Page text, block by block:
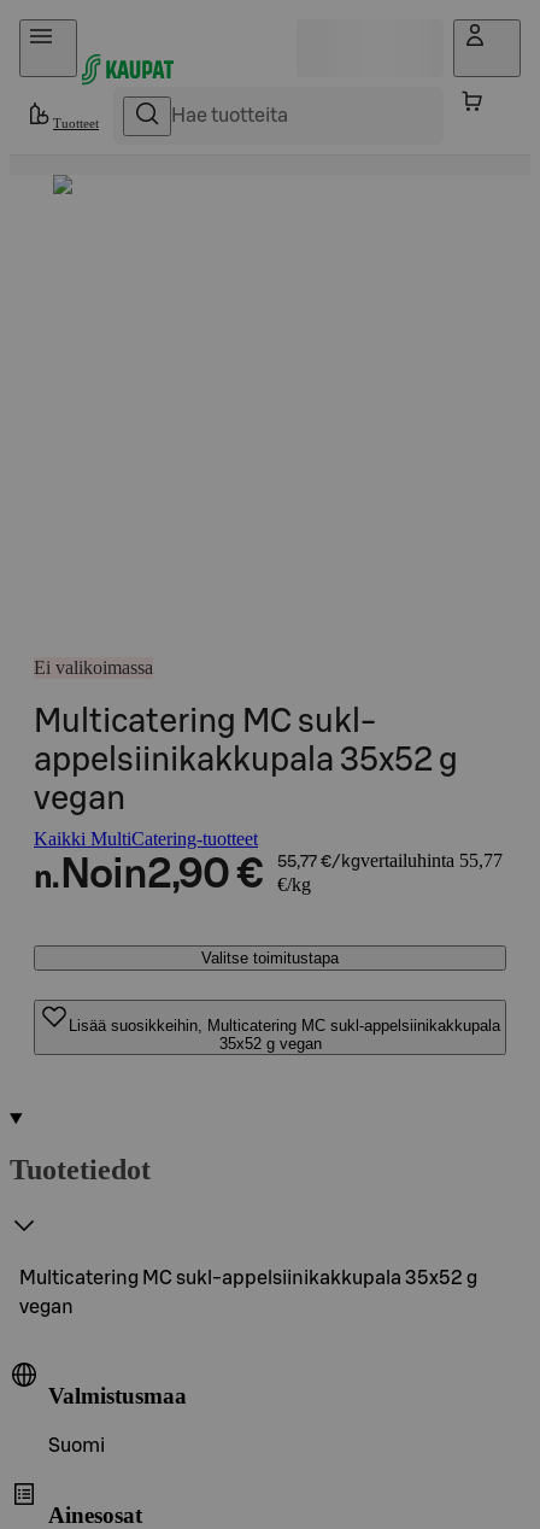
Hyppää sisältöön
Tuotteet
Ei valikoimassa
Multicatering MC sukl-
appelsiinikakkupala 35x52 g
vegan
Kaikki MultiCatering-tuotteet
n. Noin2,90 € 55,77 €/kgvertailuhinta 55,77
€/kg
Valitse toimitustapa
Lisää suosikkeihin, Multicatering MC sukl-appelsiinikakkupala
35x52 g vegan
Tuotetiedot
Multicatering MC sukl-appelsiinikakkupala 35x52 g
vegan
Valmistusmaa
Suomi
Ainesosat